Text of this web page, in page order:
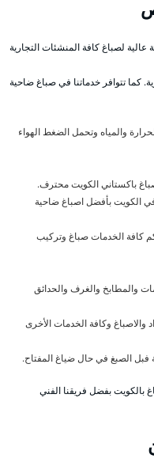
لصباغ كافة المنشئات التجارية
كما تتوافر خدماتنا في صباغ ضاحية
والمياه وتحمل الضغط الهواء
باكستاني الكويت محترف.
الكويت بأفضل اصباغ ضاحية
كافة الخدمات صباغ وتركيب
والمطابخ والغرف والحدائق
والاصباغ وكافة الخدمات الأخرى
فبل الصبغ في حال ضياغ المفتاح.
بالكويت بفضل فريقنا الفني